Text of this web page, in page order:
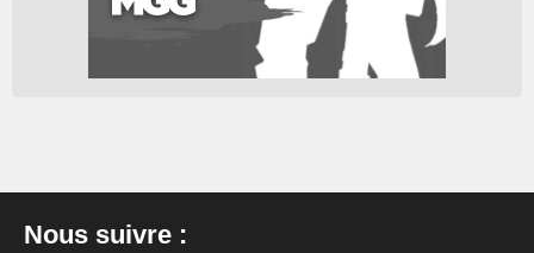
Nous suivre :